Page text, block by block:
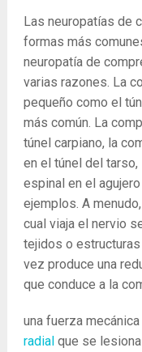
Las neuropatías de
formas más
neuropatía de
varias razones. La
pequeño como el
más común. La
túnel carpiano, la
en el túnel del
espinal en el
ejemplos. A
cual viaja el nervio
tejidos o
vez produce una
que conduce a la
una fuerza
radial que se